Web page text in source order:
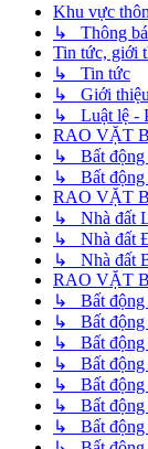
Khu vực
↳ Thông
Tin tức, giới
↳ Tin tức
↳ Giới
↳ Luật lệ -
RAO VẶT
↳ Bất động
↳ Bất động
RAO VẶT
↳ Nhà đất
↳ Nhà đất
↳ Nhà đất
RAO VẶT
↳ Bất động
↳ Bất động
↳ Bất động
↳ Bất động
↳ Bất động
↳ Bất động
↳ Bất động